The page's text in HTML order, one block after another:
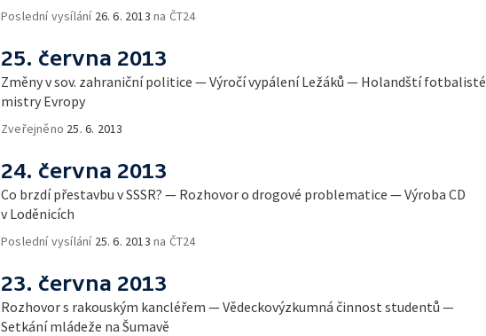
Poslední vysílání 26. 6. 2013 na ČT24
25. června 2013
Změny v sov. zahraniční politice — Výročí vypálení Ležáků — Holandští fotbalisté
mistry Evropy
Zveřejněno 25. 6. 2013
24. června 2013
Co brzdí přestavbu v SSSR? — Rozhovor o drogové problematice — Výroba CD
v Loděnicích
Poslední vysílání 25. 6. 2013 na ČT24
23. června 2013
Rozhovor s rakouským kancléřem — Vědeckovýzkumná činnost studentů —
Setkání mládeže na Šumavě